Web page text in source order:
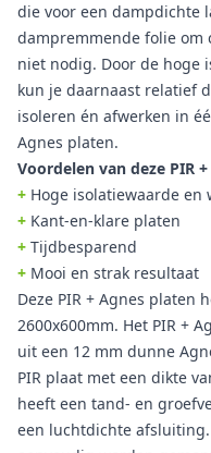
die voor een dampdichte
dampremmende folie om
niet nodig. Door de hoge
kun je daarnaast relatief
isoleren én afwerken in
Agnes platen.
Voordelen van deze PIR
+ Hoge isolatiewaarde
+ Kant-en-klare platen
+ Tijdbesparend
+ Mooi en strak resultaat
Deze PIR + Agnes platen
2600x600mm. Het PIR +
uit een 12 mm dunne
PIR plaat met een dikte
heeft een tand- en
een luchtdichte